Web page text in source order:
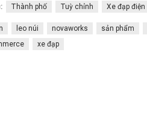
Thành phố Tuỳ chỉnh Xe đạp điện
leo núi novaworks sản phẩm
xe đạp